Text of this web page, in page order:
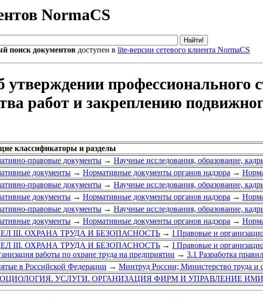
NormaCS
поиск документов доступен в lite-версии сетевого клиента NormaCS
профессионального
работ и закреплению
классификаторы и разделы
правовые документы → Научные исследования, образование,
документы → Нормативные документы органов надзора →
правовые документы → Научные исследования, образование,
документы → Нормативные документы органов надзора →
правовые документы → Научные исследования, образование,
документы → Нормативные документы органов надзора →
III. ОХРАНА ТРУДА И БЕЗОПАСНОСТЬ → I Правовые и
III. ОХРАНА ТРУДА И БЕЗОПАСНОСТЬ → I Правовые и
работы по охране труда на предприятии → 3.1 Разработка
в Российской Федерации → Минтруд России; Министерство труда и
УСЛУГИ. ОРГАНИЗАЦИЯ ФИРМ И УПРАВЛЕНИЕ